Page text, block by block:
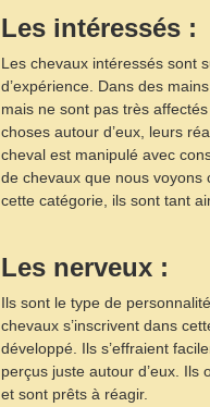
Les intéressés :
Les chevaux intéressés sont
d’expérience. Dans des
mais ne sont pas très
choses autour d’eux, leurs
cheval est manipulé avec
de chevaux que nous voyons
cette catégorie, ils sont tant
Les nerveux :
Ils sont le type de
chevaux s’inscrivent dans
développé. Ils s’effraient
perçus juste autour d’eux.
et sont prêts à réagir.